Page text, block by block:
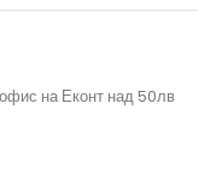
на Еконт над 50лв